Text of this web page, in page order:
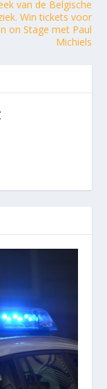
van de Belgische
Win tickets voor
on Stage met Paul
Michiels